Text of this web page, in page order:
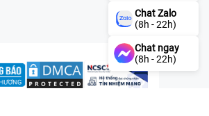
Chat Zalo
(8h - 22h)
Chat ngay
(8h - 22h)